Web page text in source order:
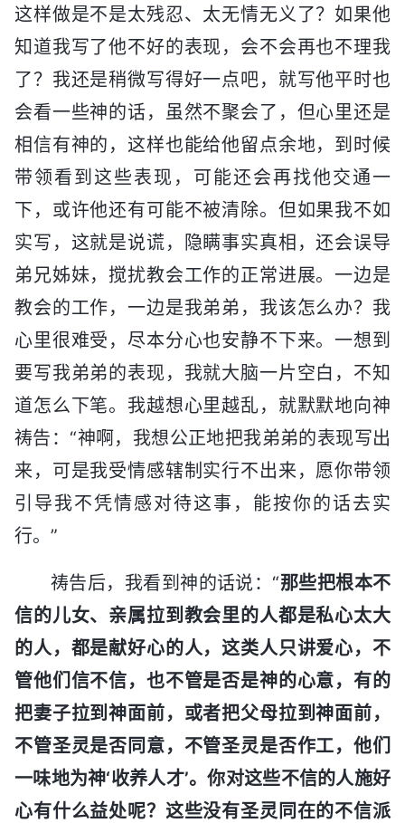
这样做是不是太残忍、太无情无义了？如果他
知道我写了他不好的表现，会不会再也不理我
了？我还是稍微写得好一点吧，就写他平时也
会看一些神的话，虽然不聚会了，但心里还是
相信有神的，这样也能给他留点余地，到时候
带领看到这些表现，可能还会再找他交通一
下，或许他还有可能不被清除。但如果我不如
实写，这就是说谎，隐瞒事实真相，还会误导
弟兄姊妹，搅扰教会工作的正常进展。一边是
教会的工作，一边是我弟弟，我该怎么办？我
心里很难受，尽本分心也安静不下来。一想到
要写我弟弟的表现，我就大脑一片空白，不知
道怎么下笔。我越想心里越乱，就默默地向神
祷告：“神啊，我想公正地把我弟弟的表现写出
来，可是我受情感辖制实行不出来，愿你带领
引导我不凭情感对待这事，能按你的话去实
行。”
祷告后，我看到神的话说：“那些把根本不
信的儿女、亲属拉到教会里的人都是私心太大
的人，都是献好心的人，这类人只讲爱心，不
管他们信不信，也不管是否是神的心意，有的
把妻子拉到神面前，或者把父母拉到神面前，
不管圣灵是否同意，不管圣灵是否作工，他们
一味地为神‘收养人才’。你对这些不信的人施好
心有什么益处呢？这些没有圣灵同在的不信派